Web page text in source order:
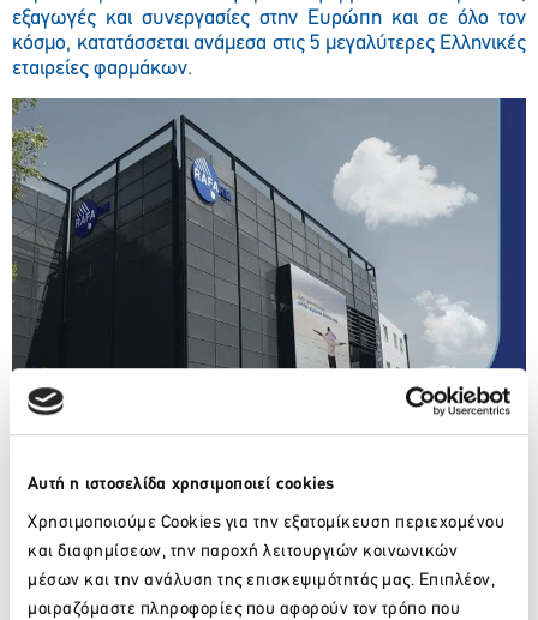
Αυτή η ιστοσελίδα χρησιμοποιεί cookies
Χρησιμοποιούμε Cookies για την εξατομίκευση περιεχομένου
και διαφημίσεων, την παροχή λειτουργιών κοινωνικών
μέσων και την ανάλυση της επισκεψιμότητάς μας. Επιπλέον,
μοιραζόμαστε πληροφορίες που αφορούν τον τρόπο που
εξαγωγές και συνεργασίες στην Ευρώπη και σε όλο τον
κόσμο, κατατάσσεται ανάμεσα στις 5 μεγαλύτερες Ελληνικές
εταιρείες φαρμάκων.
Ευχαριστούμε τη RAFARM για την εμπιστοσύνη!
Μάθετε περισσότερα:
https://manifest.gr/news-for-us/